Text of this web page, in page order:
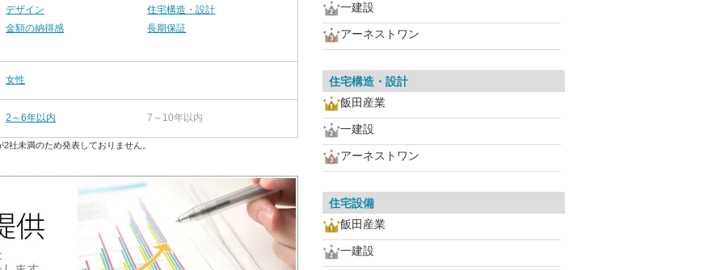
デザイン
住宅構造・設計
金額の納得感
長期保証
女性
2～6年以内 7～10年以内
社未満のため発表しておりません。
一建設
アーネストワン
住宅構造・設計
飯田産業
一建設
アーネストワン
住宅設備
飯田産業
一建設